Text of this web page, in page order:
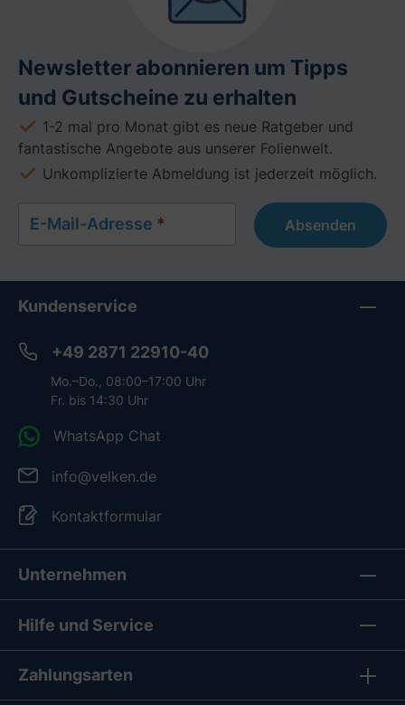
Newsletter abonnieren um Tipps
und Gutscheine zu erhalten
1-2 mal pro Monat gibt es neue Ratgeber und
fantastische Angebote aus unserer Folienwelt.
Unkomplizierte Abmeldung ist jederzeit möglich.
E-Mail-Adresse * Absenden
Unternehmen
Hilfe und Service
Kundenservice
+49 2871 22910-40
Mo.–Do., 08:00–17:00 Uhr
Fr. bis 14:30 Uhr
WhatsApp Chat
info@velken.de
Kontaktformular
Zahlungsarten